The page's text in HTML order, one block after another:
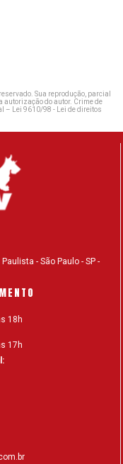
Sua reprodução, parcial
autorização do autor. Crime de
–
Lei 9610/98 - Lei de direitos
- São Paulo - SP -
18h
17h